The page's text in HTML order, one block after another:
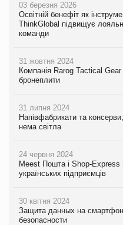
03 березня 2026
Освітній бенефіт як
ThinkGlobal підвищує
команди
31 жовтня 2024
Компанія Rarog Tactical Gear
бронеплити
31 липня 2024
Напівфабрикати та
нема світла
24 червня 2024
Meest Пошта і Shop-
українських підприємців
30 квітня 2024
Защита данных на
безопасности